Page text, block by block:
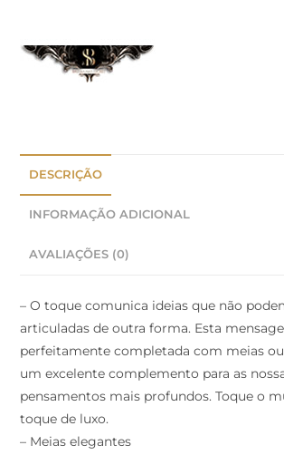
DESCRIÇÃO
INFORMAÇÃO ADICIONAL
AVALIAÇÕES (0)
– O toque comunica ideias que não
articuladas de outra forma. Esta
perfeitamente completada com meias
um excelente complemento para as
pensamentos mais profundos. Toque o
toque de luxo.
– Meias elegantes